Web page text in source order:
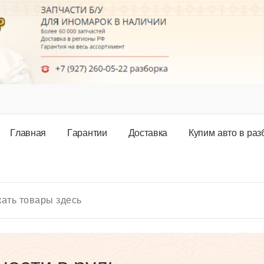
Главная Гарантии Доставка Купим авто в раз